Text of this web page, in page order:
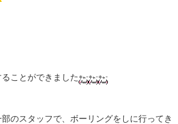
ことができました
のスタッフで、ボーリングをしに行ってき